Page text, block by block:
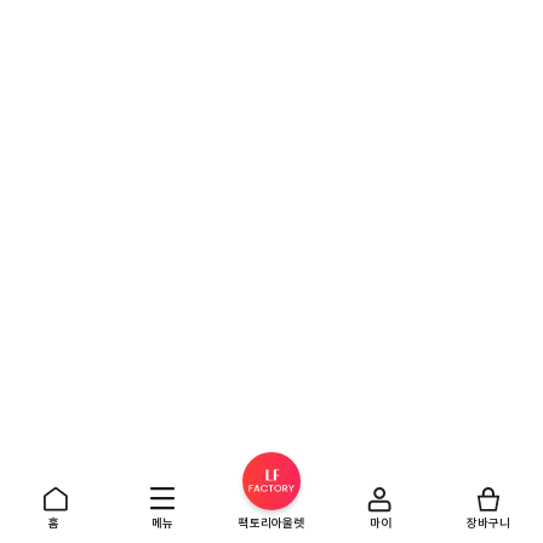
홈 메뉴 팩토리아울렛 마이 장바구니